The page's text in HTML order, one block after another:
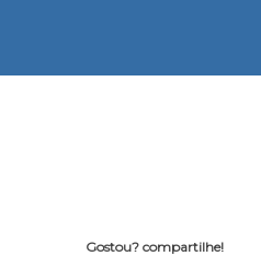
Gostou? compartilhe!